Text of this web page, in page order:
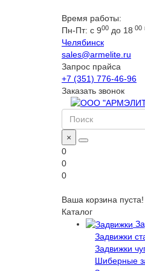
Время работы:
Пн-Пт: с 900 до 18 00
Челябинск
sales@armelite.ru
Запрос прайса
+7 (351) 776-46-96
Заказать звонок
×
0
0
0
Ваша корзина пуста!
Каталог
Задвижки
Задвижки
Шиберные